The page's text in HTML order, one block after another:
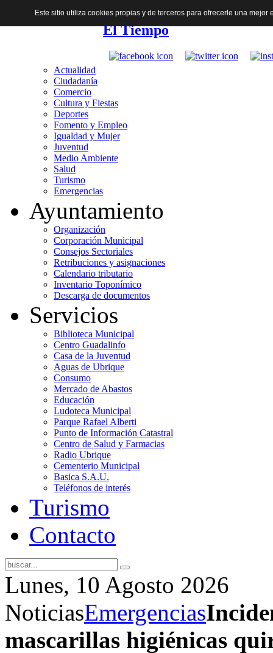
El Tiempo
Actualidad
Ciudadanía
Comercio
Cultura y Fiestas
Deportes
Fomento y Empleo
Igualdad y Mujer
Juventud
Medio Ambiente
Salud
Turismo
Emergencias
Ayuntamiento
Organización
Corporación Municipal
Consejos Sectoriales
Retribuciones y asignaciones
Calendario tributario
Inventario Toponímico
Descarga de documentos
Servicios
Biblioteca Municipal
Centro Guadalinfo
Casa de la Juventud
Aguas de Ubrique
Consumo
Mercado de Abastos
Educación
Ludoteca Municipal
Parque Rafael Alberti
Punto de Información Catastral
Centro de Salud y Farmacias
Radio Ubrique
Cementerio Municipal
Basica S.A.U.
Teléfonos de interés
Turismo
Contacto
Lunes, 10 Agosto 2026
NoticiasEmergencias
mascarillas higiénicas
Este sitio utiliza cookies propias y de terceros para ofrecerle una